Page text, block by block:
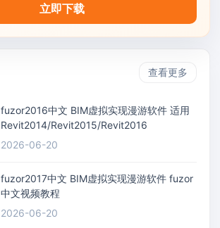
立即下载
查看更多
fuzor2016中文 BIM虚拟实现漫游软件 适用
Revit2014/Revit2015/Revit2016
2026-06-20
fuzor2017中文 BIM虚拟实现漫游软件 fuzor
中文视频教程
2026-06-20